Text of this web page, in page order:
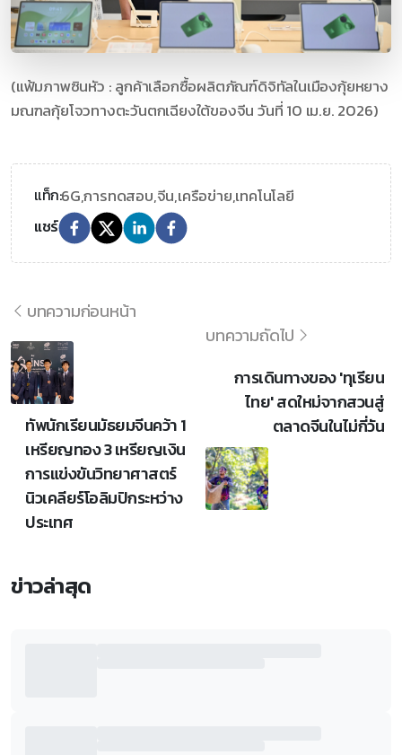
(แฟ้มภาพซินหัว : ลูกค้าเลือกซื้อผลิตภัณฑ์ดิจิทัลในเมืองกุ้ยหยาง
มณฑลกุ้ยโจวทางตะวันตกเฉียงใต้ของจีน วันที่ 10 เม.ย. 2026)
แท็ก:6G,การทดสอบ,จีน,เครือข่าย,เทคโนโลยี
แชร์
บทความก่อนหน้า
ทัพนักเรียนมัธยมจีนคว้า 1
เหรียญทอง 3 เหรียญเงิน
การแข่งขันวิทยาศาสตร์
นิวเคลียร์โอลิมปิกระหว่าง
ประเทศ
บทความถัดไป
การเดินทางของ 'ทุเรียน
ไทย' สดใหม่จากสวนสู่
ตลาดจีนในไม่กี่วัน
ข่าวล่าสุด